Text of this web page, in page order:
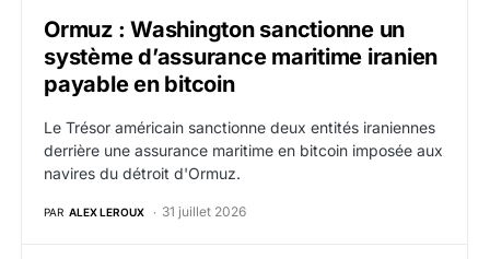
Ormuz : Washington sanctionne un
système d’assurance maritime iranien
payable en bitcoin
Le Trésor américain sanctionne deux entités iraniennes
derrière une assurance maritime en bitcoin imposée aux
navires du détroit d'Ormuz.
PAR ALEX LEROUX 31 juillet 2026